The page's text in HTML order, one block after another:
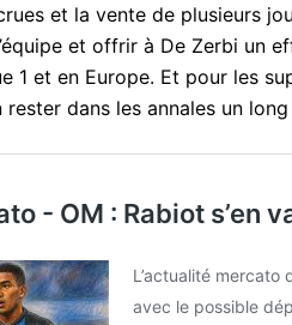
et la vente de plusieurs
et offrir à De Zerbi un
1 et en Europe. Et pour les
rester dans les annales un
- OM : Rabiot s’en
L’actualité mercato
avec le possible